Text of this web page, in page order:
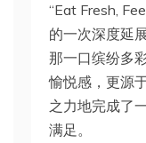
“Eat Fresh,
的一次深度延
那一口缤纷多
愉悦感，更源
之力地完成了
满足。